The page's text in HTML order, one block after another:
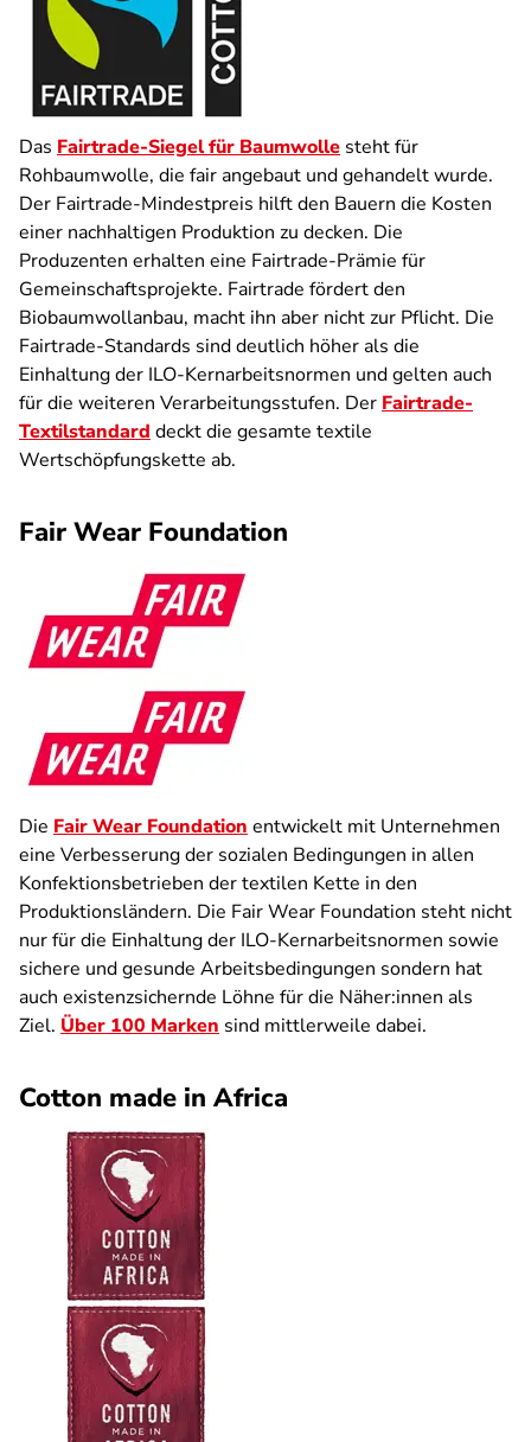
Das Fairtrade-Siegel für Baumwolle steht für
Rohbaumwolle, die fair angebaut und gehandelt wurde.
Der Fairtrade-Mindestpreis hilft den Bauern die Kosten
einer nachhaltigen Produktion zu decken. Die
Produzenten erhalten eine Fairtrade-Prämie für
Gemeinschaftsprojekte. Fairtrade fördert den
Biobaumwollanbau, macht ihn aber nicht zur Pflicht. Die
Fairtrade-Standards sind deutlich höher als die
Einhaltung der ILO-Kernarbeitsnormen und gelten auch
für die weiteren Verarbeitungsstufen. Der Fairtrade-
Textilstandard deckt die gesamte textile
Wertschöpfungskette ab.
Fair Wear Foundation
Die Fair Wear Foundation entwickelt mit Unternehmen
eine Verbesserung der sozialen Bedingungen in allen
Konfektionsbetrieben der textilen Kette in den
Produktionsländern. Die Fair Wear Foundation steht nicht
nur für die Einhaltung der ILO-Kernarbeitsnormen sowie
sichere und gesunde Arbeitsbedingungen sondern hat
auch existenzsichernde Löhne für die Näher:innen als
Ziel. Über 100 Marken sind mittlerweile dabei.
Cotton made in Africa